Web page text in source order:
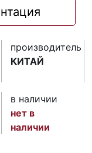
производитель
КИТАЙ
в наличии
нет в
наличии